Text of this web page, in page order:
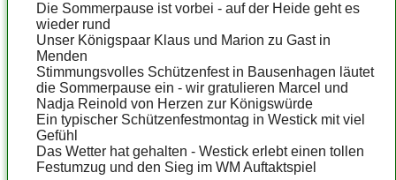
Die Sommerpause ist vorbei - auf der Heide geht es
wieder rund
Unser Königspaar Klaus und Marion zu Gast in
Menden
Stimmungsvolles Schützenfest in Bausenhagen läutet
die Sommerpause ein - wir gratulieren Marcel und
Nadja Reinold von Herzen zur Königswürde
Ein typischer Schützenfestmontag in Westick mit viel
Gefühl
Das Wetter hat gehalten - Westick erlebt einen tollen
Festumzug und den Sieg im WM Auftaktspiel